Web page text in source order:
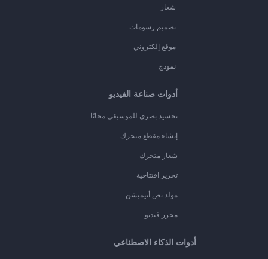
شعار
تصميم رسومات
موقع إلكتروني
نموذج
أدوات صناعة الفيديو
تجسيد بصري للموسيقى مجانًا
إنشاء مقطع متحرك
شعار متحرك
تحرير افتتاحية
مولد نص أنيميشن
محرر فيديو
أدوات الذكاء الاصطناعي